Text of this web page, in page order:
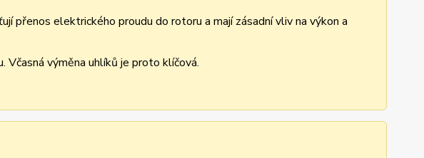
přenos elektrického proudu do rotoru a mají zásadní vliv na výkon a
výměna uhlíků je proto klíčová.